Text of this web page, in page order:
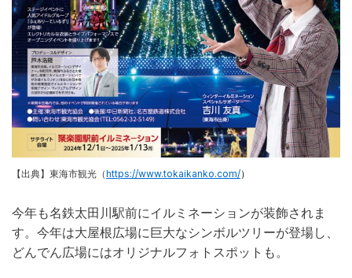
【出典】東海市観光（https://www.tokaikanko.com/）
今年も名鉄太田川駅前にイルミネーションが装飾されま
す。今年は大屋根広場に巨大なシンボルツリーが登場し、
どんでん広場にはオリジナルフォトスポットも。